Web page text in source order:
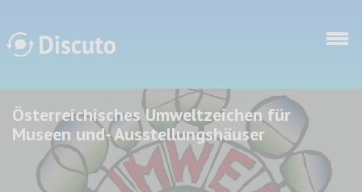
Discuto
Discuto
Österreichisches Umweltzeichen für
Museen und- Ausstellungshäuser